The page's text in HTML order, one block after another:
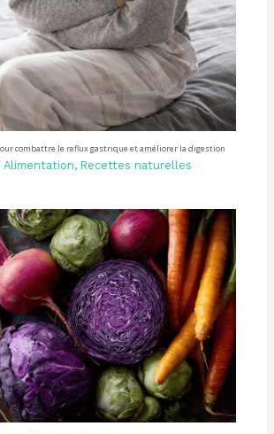
combattre le reflux gastrique et améliorer la digestion
Alimentation, Recettes naturelles